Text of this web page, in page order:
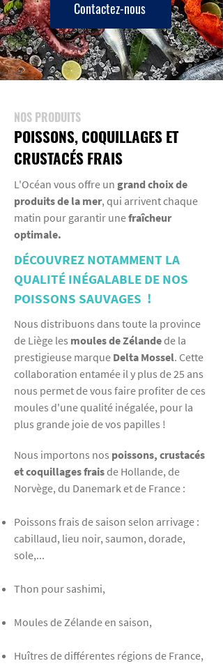
Contactez-nous
NOS PRODUITS
POISSONS, COQUILLAGES ET
CRUSTACÉS FRAIS
L'Océan vous offre un grand choix de
produits de la mer, qui arrivent chaque
matin pour garantir unefraîcheur
optimale.
DÉCOUVREZ NOTAMMENT LA
QUALITÉ INÉGALABLE DE NOS
POISSONS SAUVAGES !
Nous distribuons dans toute la province
de Liège les moules de Zélandede la
prestigieuse marque Delta Mossel. Cette
collaboration entamée il y plus de 25 ans
nous permet de vous faire profiter de ces
moules d'une qualité inégalée, pour la
plus grande joie de vos papilles !
Nous importons nos poissons, crustacés
et coquillages fraisde Hollande, de
Norvège, du Danemark et de France :
Poissons frais de saison selon arrivage :
cabillaud, lieu noir, saumon, dorade,
sole,...
Thon pour sashimi,
Moules de Zélande en saison,
Huîtres de différentes régions de France,